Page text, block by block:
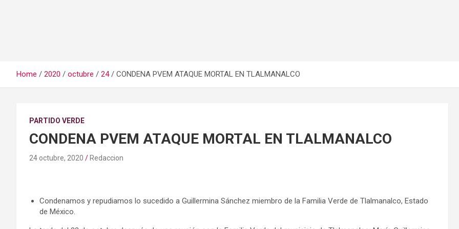
Home 2020 octubre 24 CONDENA PVEM ATAQUE MORTAL EN TLALMANALCO
PARTIDO VERDE
CONDENA PVEM ATAQUE MORTAL EN TLALMANALCO
24 octubre, 2020 Redaccion
Condenamos y repudiamos lo sucedido a Guillermina Sánchez miembro de la Familia Verde de Tlalmanalco, Estado
de México.